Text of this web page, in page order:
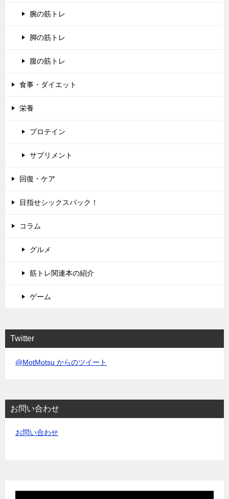
腕の筋トレ
脚の筋トレ
腹の筋トレ
食事・ダイエット
栄養
プロテイン
サプリメント
回復・ケア
目指せシックスパック！
コラム
グルメ
筋トレ関連本の紹介
ゲーム
Twitter
@MotMotsu からのツイート
お問い合わせ
お問い合わせ